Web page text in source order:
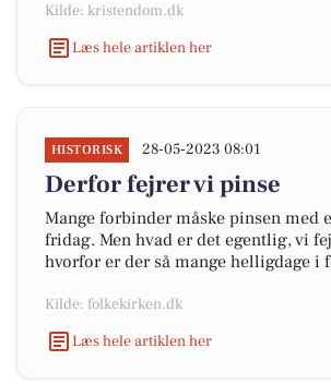
Kilde: kristendom.dk
Læs hele artiklen her
HISTORISK 28-05-2023 08:01
Derfor fejrer vi pinse
Mange forbinder måske pinsen med
fridag. Men hvad er det egentlig, vi
hvorfor er der så mange helligdage i
Kilde: folkekirken.dk
Læs hele artiklen her